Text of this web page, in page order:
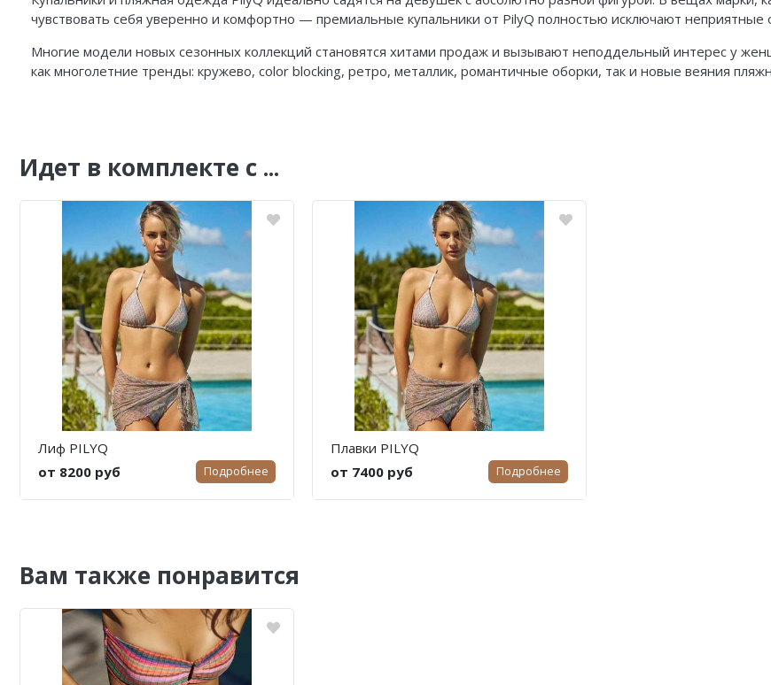
чувствовать себя уверенно и комфортно — премиальные купальники от PilyQ полностью исключают
Многие модели новых сезонных коллекций становятся хитами продаж и вызывают неподдельный интерес у
как многолетние тренды: кружево, color blocking, ретро, металлик, романтичные оборки, так и новые веяния
Идет в комплекте с ...
Лиф PILYQ
от 8200 руб
Подробнее
Плавки PILYQ
от 7400 руб
Подробнее
Вам также понравится